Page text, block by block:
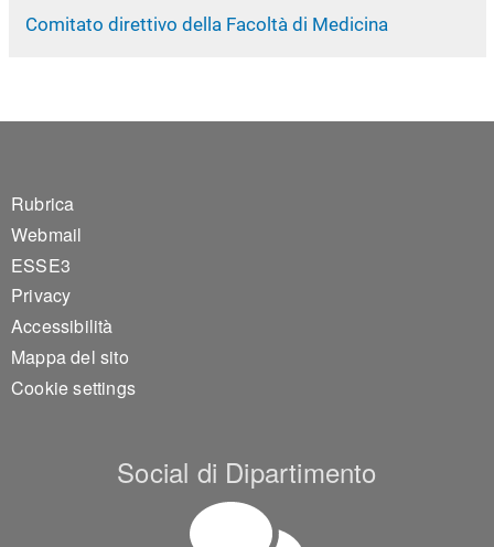
Comitato direttivo della Facoltà di Medicina
Footer 1
Rubrica
Webmail
ESSE3
Privacy
Accessibilità
Mappa del sito
Cookie settings
Social di Dipartimento